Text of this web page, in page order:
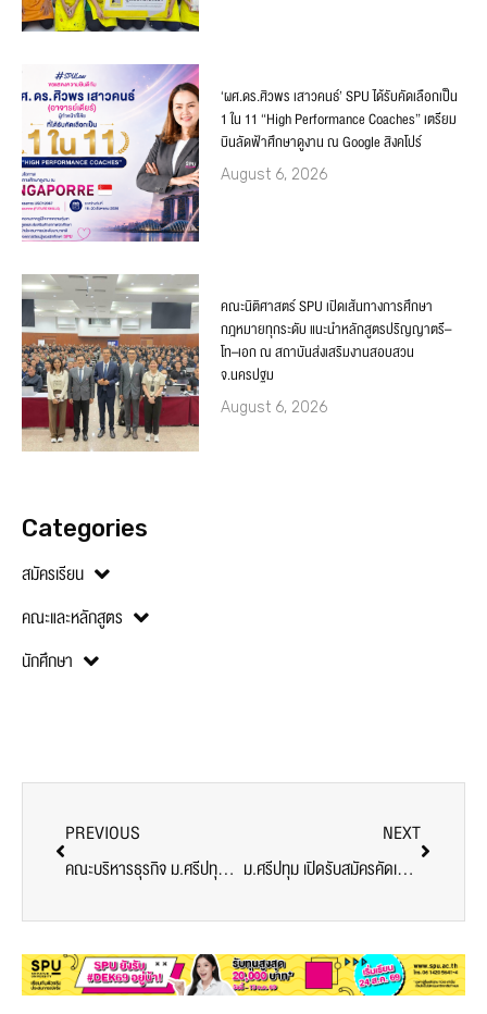
‘ผศ.ดร.ศิวพร เสาวคนธ์’ SPU ได้รับคัดเลือกเป็น
1 ใน 11 “High Performance Coaches” เตรียม
บินลัดฟ้าศึกษาดูงาน ณ Google สิงคโปร์
August 6, 2026
คณะนิติศาสตร์ SPU เปิดเส้นทางการศึกษา
กฎหมายทุกระดับ แนะนำหลักสูตรปริญญาตรี–
โท–เอก ณ สถาบันส่งเสริมงานสอบสวน
จ.นครปฐม
August 6, 2026
Categories
สมัครเรียน
คณะและหลักสูตร
นักศึกษา
PREVIOUS
คณะบริหารธุรกิจ ม.ศรีปทุม ขอเชิญทุกท่าน ร่วมฟัง BIZ Talk “ทางรอดธุรกิจขององค์กรในช่วงวิกฤติ COVID-19”
NEXT
ม.ศรีปทุม เปิดรับสมัครคัดเลือกขอรับทุนด้านศิลปะการแสดง ประจำปีการศึกษา 2563